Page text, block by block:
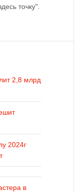
точку".
2,8 млрд
2024г
в